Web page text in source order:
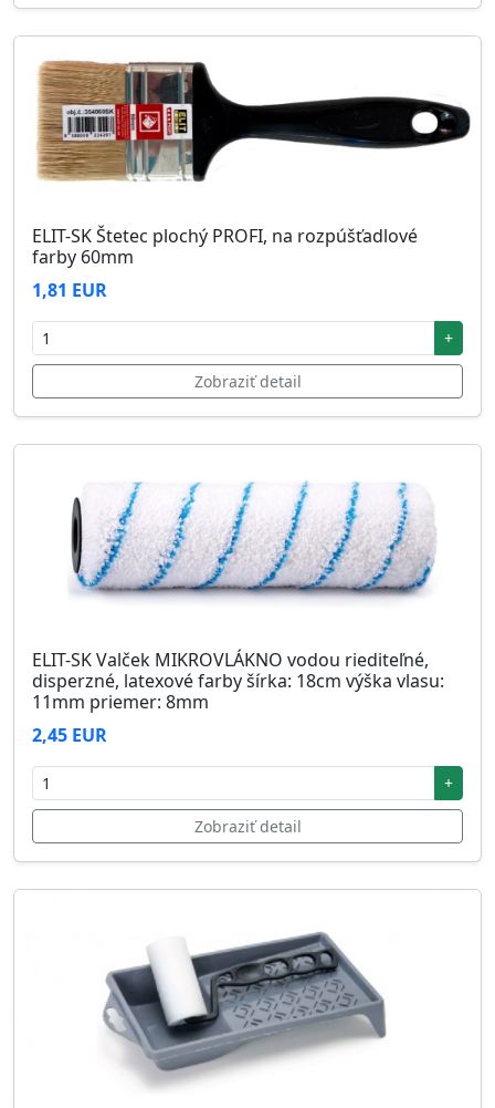
ELIT-SK Štetec plochý PROFI, na rozpúšťadlové
farby 60mm
1,81 EUR
+
Zobraziť detail
ELIT-SK Valček MIKROVLÁKNO vodou riediteľné,
disperzné, latexové farby šírka: 18cm výška vlasu:
11mm priemer: 8mm
2,45 EUR
+
Zobraziť detail